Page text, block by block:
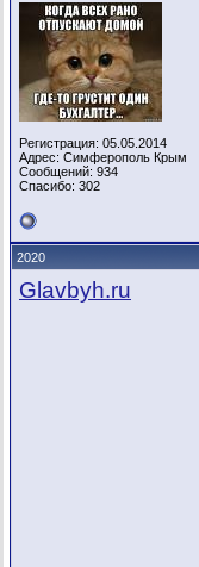
Регистрация: 05.05.2014
Адрес: Симферополь Крым
Сообщений: 934
Спасибо: 302
2020
Glavbyh.ru